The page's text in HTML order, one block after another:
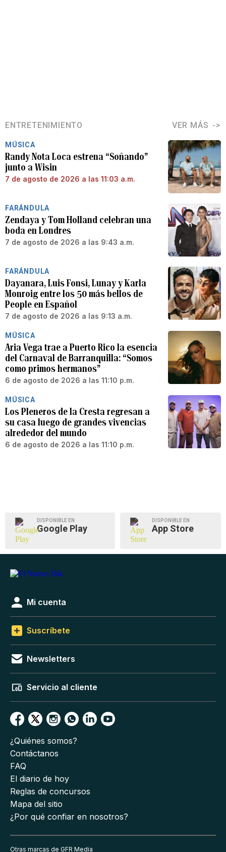
ENTRETENIMIENTO VER MÁS
MÚSICA
Randy Nota Loca estrena “Soñando”
junto a Wisin
7 de agosto de 2026 a las 11:03 a.m.
FARÁNDULA
Zendaya y Tom Holland celebran una
boda en Londres
7 de agosto de 2026 a las 9:43 a.m.
FARÁNDULA
Dayanara, Luis Fonsi, Lunay y Karla
Monroig entre los 50 más bellos de
People en Español
7 de agosto de 2026 a las 9:13 a.m.
MÚSICA
Aria Vega trae a Puerto Rico la esencia
del Carnaval de Barranquilla: “Somos
como primos hermanos”
6 de agosto de 2026 a las 11:10 p.m.
MÚSICA
Los Pleneros de la Cresta regresan a
su casa luego de grandes vivencias
alrededor del mundo
6 de agosto de 2026 a las 11:10 p.m.
DISPONIBLE EN
Google Play
DISPONIBLE EN
App Store
Mi cuenta
Suscríbete
Newsletters
Servicio al cliente
¿Quiénes somos?
Contáctanos
FAQ
El diario de hoy
Reglas de concursos
Mapa del sitio
¿Por qué confiar en nosotros?
Otras marcas de GFR Media